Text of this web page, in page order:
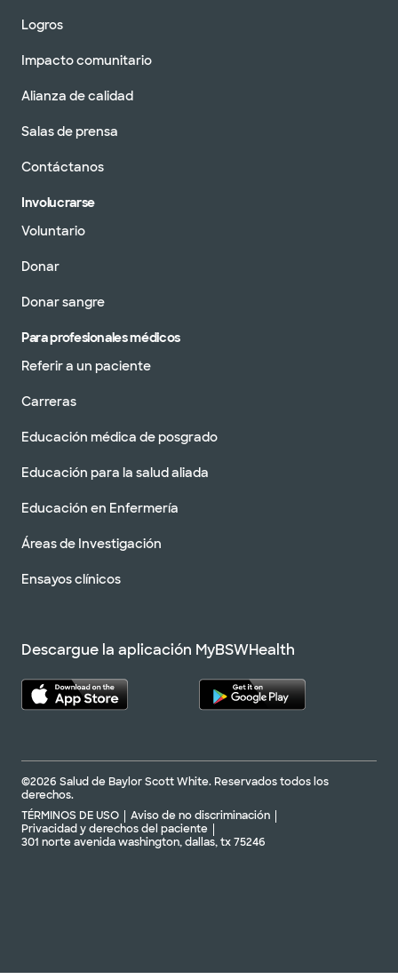
Logros
Impacto comunitario
Alianza de calidad
Salas de prensa
Contáctanos
Involucrarse
Voluntario
Donar
Donar sangre
Para profesionales médicos
Referir a un paciente
Carreras
Educación médica de posgrado
Educación para la salud aliada
Educación en Enfermería
Áreas de Investigación
Ensayos clínicos
Descargue la aplicación MyBSWHealth
©2026 Salud de Baylor Scott White. Reservados todos los
derechos.
TÉRMINOS DE USO
Aviso de no discriminación
Privacidad y derechos del paciente
301 norte avenida washington, dallas, tx 75246